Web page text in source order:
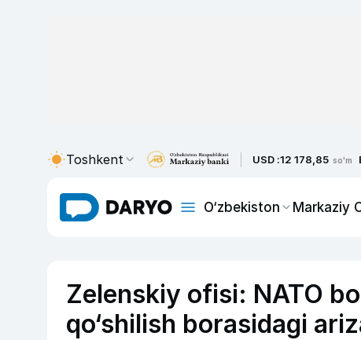
Toshkent USD :12 178,85 so'm
O‘zbekiston Markaziy
Zelenskiy ofisi: NATO
qo‘shilish borasidagi